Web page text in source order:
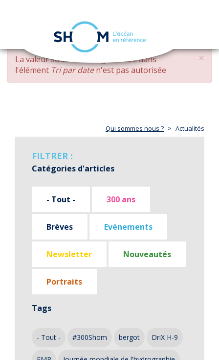
Aller
contenu
principal
navigation
×
MESSAGE
D'ERREUR
La valeur soumise changed DESCdans
l'élément Tri par daten'est pas autorisée
Qui sommes nous ? Actualités
FILTRER :
Catégories d'articles
- Tout - 300 ans
Brèves Evénements
Newsletter Nouveautés
Portraits
Tags
- Tout - #300Shom bergot DriX H-9